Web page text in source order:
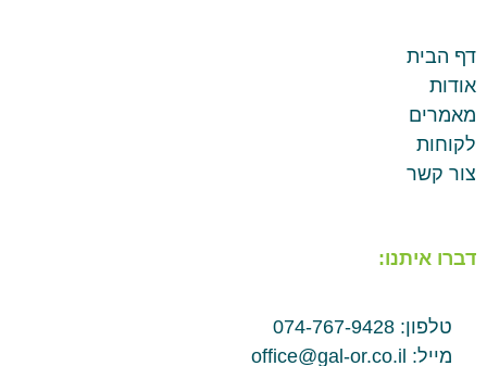
דף הבית
אודות
מאמרים
לקוחות
צור קשר
דברו איתנו:
טלפון: 074-767-9428
מייל: office@gal-or.co.il